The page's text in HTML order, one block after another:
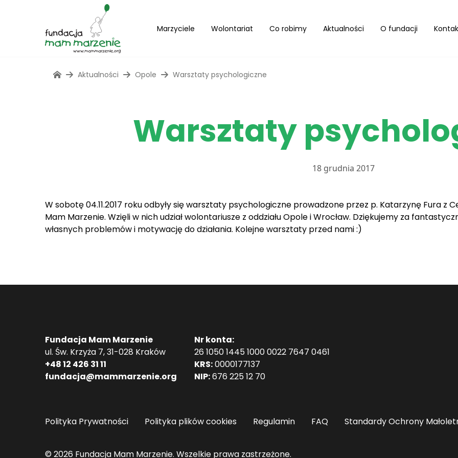
Marzyciele Wolontariat Co robimy Aktualności O fundacji
Aktualności Opole Warsztaty psychologiczne
Warsztaty
18 grudnia 2017
W sobotę 04.11.2017 roku odbyły się warsztaty psychologiczne prowadzone przez p. Katarzynę Fura z
Mam Marzenie. Wzięli w nich udział wolontariusze z oddziału Opole i Wrocław. Dziękujemy za
własnych problemów i motywację do działania. Kolejne warsztaty przed nami :)
Fundacja Mam Marzenie
ul. Św. Krzyża 7, 31-028 Kraków
+48 12 426 31 11
fundacja@mammarzenie.org
Nr konta:
26 1050 1445 1000 0022 7647 0461
KRS:0000177137
NIP:676 225 12 70
Polityka Prywatności Polityka plików cookies Regulamin FAQ Standardy Ochrony
© 2026 Fundacja Mam Marzenie. Wszelkie prawa zastrzeżone.